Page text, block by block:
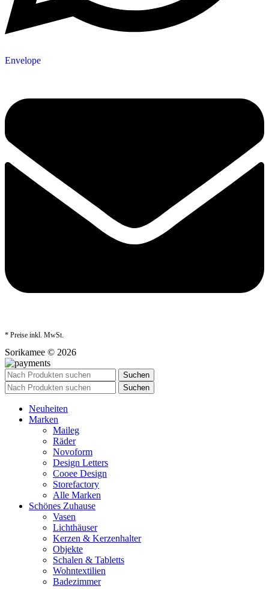
Envelope
* Preise inkl. MwSt.
Sorikamee © 2026
Suchen
Suchen
Neuheiten
Marken
Maileg
Räder
Novoform
Design Letters
Cooee Design
Storefactory
Alle Marken
Schönes Zuhause
Vasen
Lichthäuser
Kerzen & Kerzenhalter
Objekte
Schalen & Tabletts
Wohntextilien
Badezimmer